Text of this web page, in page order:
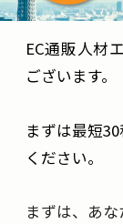
EC通販人材
ございます。
まずは最短
ください。
まずは、あな